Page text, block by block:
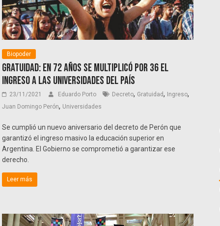
Biopoder
Gratuidad: En 72 años se multiplicó por 36 el
ingreso a las universidades del país
23/11/2021 Eduardo Porto Decreto, Gratuidad, Ingreso,
Juan Domingo Perón, Universidades
Se cumplió un nuevo aniversario del decreto de Perón que
garantizó el ingreso masivo la educación superior en
Argentina. El Gobierno se comprometió a garantizar ese
derecho.
Leer más